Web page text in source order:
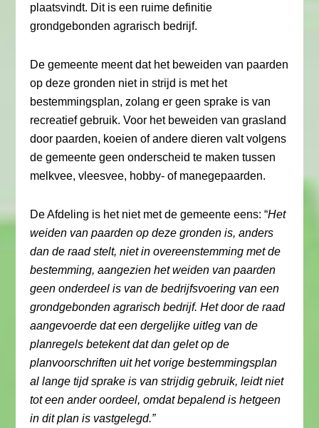
plaatsvindt. Dit is een ruime definitie
grondgebonden agrarisch bedrijf.
De gemeente meent dat het beweiden van paarden
op deze gronden niet in strijd is met het
bestemmingsplan, zolang er geen sprake is van
recreatief gebruik. Voor het beweiden van grasland
door paarden, koeien of andere dieren valt volgens
de gemeente geen onderscheid te maken tussen
melkvee, vleesvee, hobby- of manegepaarden.
De Afdeling is het niet met de gemeente eens: “Het
weiden van paarden op deze gronden is, anders
dan de raad stelt, niet in overeenstemming met de
bestemming, aangezien het weiden van paarden
geen onderdeel is van de bedrijfsvoering van een
grondgebonden agrarisch bedrijf. Het door de raad
aangevoerde dat een dergelijke uitleg van de
planregels betekent dat dan gelet op de
planvoorschriften uit het vorige bestemmingsplan
al lange tijd sprake is van strijdig gebruik, leidt niet
tot een ander oordeel, omdat bepalend is hetgeen
in dit plan is vastgelegd.”